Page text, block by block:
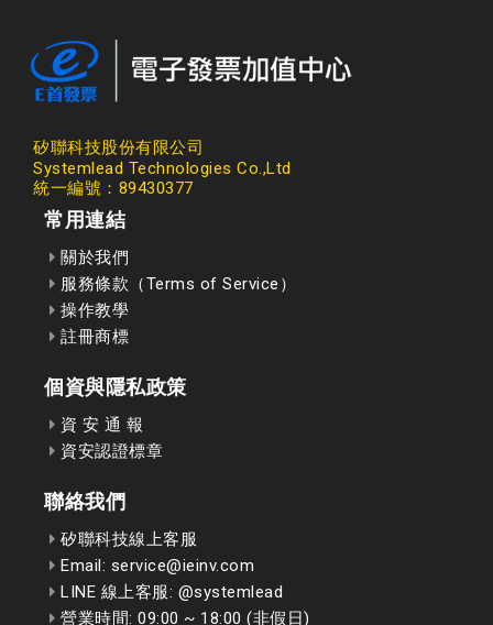
矽聯科技股份有限公司
Systemlead Technologies Co.,Ltd
統一編號：89430377
常用連結
關於我們
服務條款（Terms of Service）
操作教學
註冊商標
個資與隱私政策
資 安 通 報
資安認證標章
聯絡我們
矽聯科技線上客服
Email: service@ieinv.com
LINE 線上客服: @systemlead
營業時間: 09:00 ~ 18:00 (非假日)